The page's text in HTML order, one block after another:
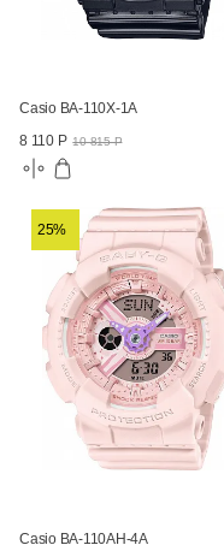
Casio BA-110X-1A
8 110 Р 10 815 Р
25%
Casio BA-110AH-4A